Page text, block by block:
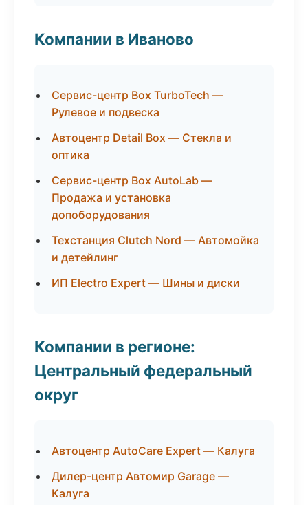
Компании в Иваново
Сервис-центр Box TurboTech —
Рулевое и подвеска
Автоцентр Detail Box — Стекла и
оптика
Сервис-центр Box AutoLab —
Продажа и установка
допоборудования
Техстанция Clutch Nord — Автомойка
и детейлинг
ИП Electro Expert — Шины и диски
Компании в регионе:
Центральный федеральный
округ
Автоцентр AutoCare Expert — Калуга
Дилер-центр Автомир Garage —
Калуга